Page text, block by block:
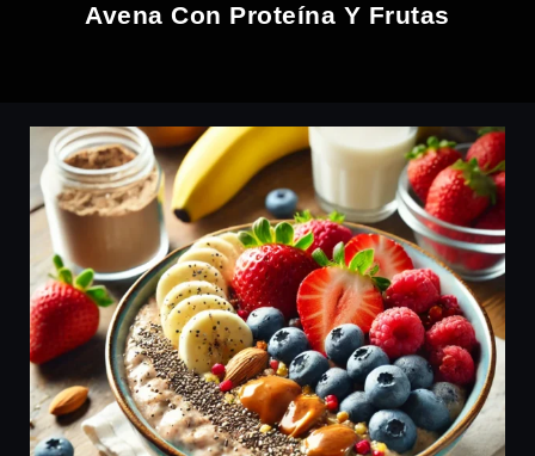
Avena Con Proteína Y Frutas